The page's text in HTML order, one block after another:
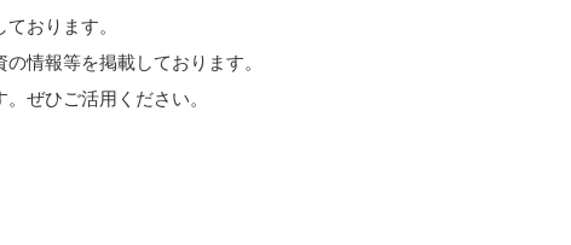
おります。
情報等を掲載しております。
ぜひご活用ください。